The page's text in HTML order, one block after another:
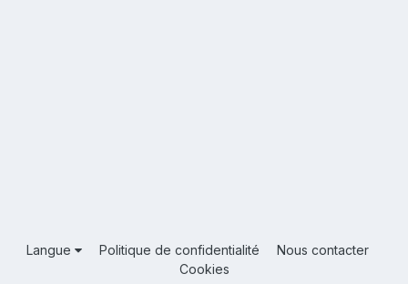
Langue Politique de confidentialité
Nous contacter
Cookies